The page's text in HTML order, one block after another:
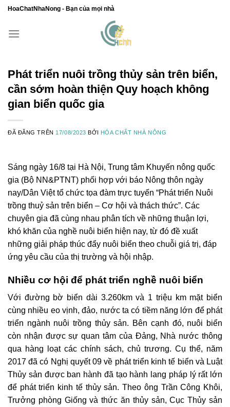
Chuyển
nội
HoaChatNhaNong - Bạn của mọi nhà
Phát triển nuôi trồng thủy sản trên biển,
cần sớm hoàn thiện Quy hoạch không
gian biển quốc gia
ĐÃ ĐĂNG TRÊN 17/08/2023 BỞI HÓA CHẤT NHÀ NÔNG
Sáng ngày 16/8 tại Hà Nội, Trung tâm Khuyến nông quốc
gia (Bộ NN&PTNT) phối hợp với báo Nông thôn ngày
nay/Dân Việt tổ chức tọa đàm trực tuyến “Phát triển Nuôi
trồng thuỷ sản trên biển – Cơ hội và thách thức”. Các
chuyên gia đã cùng nhau phân tích về những thuận lợi,
khó khăn của nghề nuôi biển hiện nay, từ đó đề xuất
những giải pháp thúc đẩy nuôi biển theo chuỗi giá trị, đáp
ứng yêu cầu của thị trường và hội nhập.
Nhiều cơ hội để phát triển nghề nuôi biển
Với đường bờ biển dài 3.260km và 1 triệu km mặt biển
cùng nhiều eo vịnh, đảo, nước ta có tiềm năng lớn để phát
triển ngành nuôi trồng thủy sản. Bên cạnh đó, nuôi biển
còn nhận được sự quan tâm của Đảng, Nhà nước thông
qua hàng loạt các chính sách, chủ trương. Cụ thể, năm
2017 đã có Nghị quyết 09 về phát triển kinh tế biển và Luật
Thủy sản được ban hành đã tạo hành lang pháp lý rất lớn
để phát triển kinh tế thủy sản. Theo ông Trần Công Khôi,
Trưởng phòng Giống và thức ăn thủy sản, Cục Thủy sản